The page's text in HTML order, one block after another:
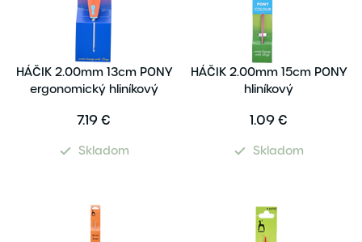
HÁČIK 2.00mm 13cm PONY
ergonomický hliníkový
7.19 €
Skladom
HÁČIK 2.00mm 15cm PONY
hliníkový
1.09 €
Skladom